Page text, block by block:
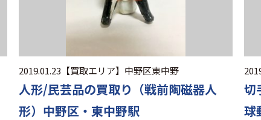
2019.01.23 【買取エリア】 中野区東中野
人形/民芸品の買取り（戦前陶磁器人
形）中野区・東中野駅
切
球